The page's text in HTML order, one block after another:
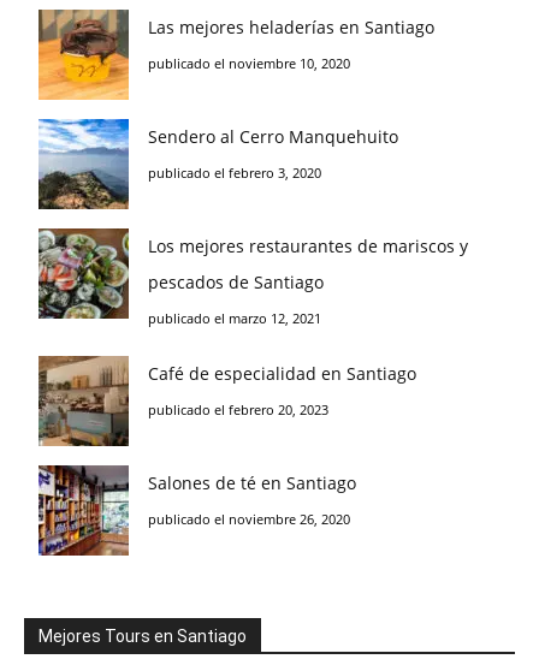
Las mejores heladerías en Santiago
publicado el noviembre 10, 2020
Sendero al Cerro Manquehuito
publicado el febrero 3, 2020
Los mejores restaurantes de mariscos y
pescados de Santiago
publicado el marzo 12, 2021
Café de especialidad en Santiago
publicado el febrero 20, 2023
Salones de té en Santiago
publicado el noviembre 26, 2020
Mejores Tours en Santiago